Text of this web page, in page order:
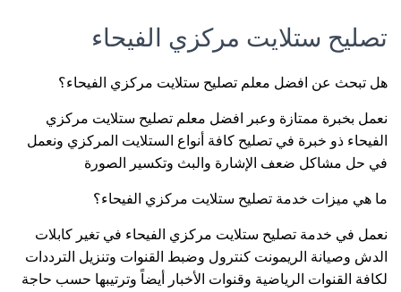
تصليح ستلايت مركزي الفيحاء
هل تبحث عن افضل معلم تصليح ستلايت مركزي الفيحاء؟
نعمل بخبرة ممتازة وعبر افضل معلم تصليح ستلايت مركزي
الفيحاء ذو خبرة في تصليح كافة أنواع الستلايت المركزي ونعمل
في حل مشاكل ضعف الإشارة والبث وتكسير الصورة
ما هي ميزات خدمة تصليح ستلايت مركزي الفيحاء؟
نعمل في خدمة تصليح ستلايت مركزي الفيحاء في تغير كابلات
الدش وصيانة الريمونت كنترول وضبط القنوات وتنزيل الترددات
لكافة القنوات الرياضية وقنوات الأخبار أيضاً وترتيبها حسب حاجة